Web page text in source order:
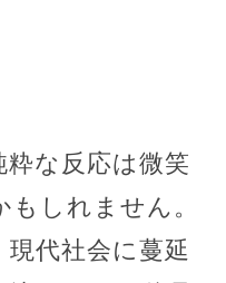
な反応は微笑
しれません。
代社会に蔓延